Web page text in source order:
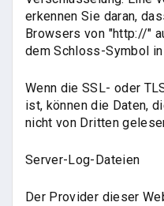
erkennen Sie daran,
Browsers von "http://"
dem Schloss-Symbol
Wenn die SSL- oder
ist, können die Daten,
nicht von Dritten
Server-Log-Dateien
Der Provider dieser